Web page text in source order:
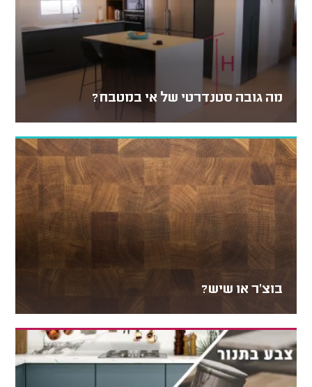
מה גובה סטנדרטי של אי במטבח?
בוצ'ר או שיש?